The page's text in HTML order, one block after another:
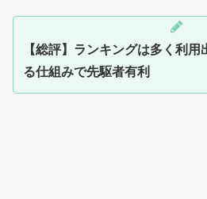
【総評】ランキングは多く利
る仕組みで先駆者有利